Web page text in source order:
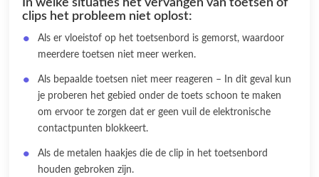
In welke situaties het vervangen van toetsen of
clips het probleem niet oplost:
Als er vloeistof op het toetsenbord is gemorst, waardoor
meerdere toetsen niet meer werken.
Als bepaalde toetsen niet meer reageren – In dit geval kun
je proberen het gebied onder de toets schoon te maken
om ervoor te zorgen dat er geen vuil de elektronische
contactpunten blokkeert.
Als de metalen haakjes die de clip in het toetsenbord
houden gebroken zijn.